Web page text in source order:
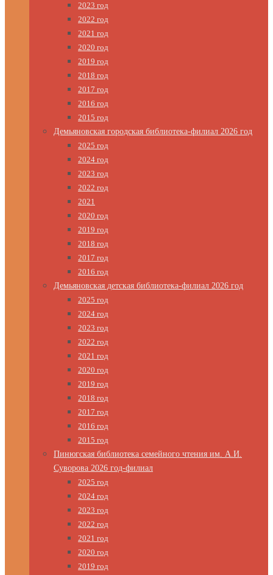
2023 год
2022 год
2021 год
2020 год
2019 год
2018 год
2017 год
2016 год
2015 год
Демьяновская городская библиотека-филиал 2026 год
2025 год
2024 год
2023 год
2022 год
2021
2020 год
2019 год
2018 год
2017 год
2016 год
Демьяновская детская библиотека-филиал 2026 год
2025 год
2024 год
2023 год
2022 год
2021 год
2020 год
2019 год
2018 год
2017 год
2016 год
2015 год
Пинюгская библиотека семейного чтения им. А.И.
Суворова 2026 год-филиал
2025 год
2024 год
2023 год
2022 год
2021 год
2020 год
2019 год